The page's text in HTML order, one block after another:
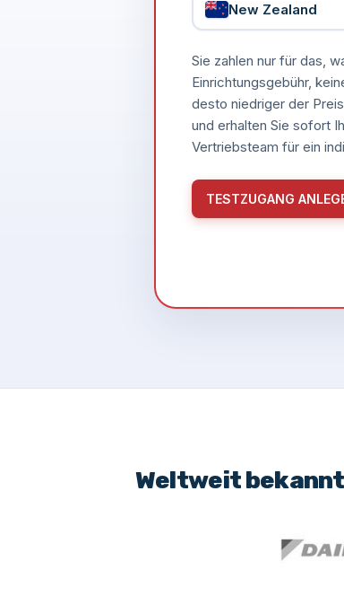
Weltweit
New Zealand
Sie zahlen nur für das,
Einrichtungsgebühr,
desto niedriger der
und erhalten Sie sofort
Vertriebsteam für ein
TESTZUGANG